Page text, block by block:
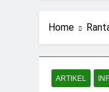
Home
ARTIKEL